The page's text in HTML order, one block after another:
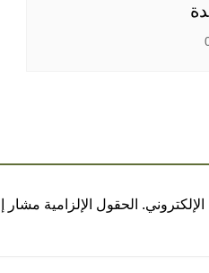
الحقول الإلزامية مشار